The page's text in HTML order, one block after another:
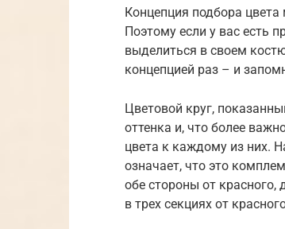
Концепция подбора
Поэтому если у вас есть
выделиться в своем
концепцией раз – и
Цветовой круг,
оттенка и, что более
цвета к каждому из них.
означает, что это
обе стороны от
в трех секциях от